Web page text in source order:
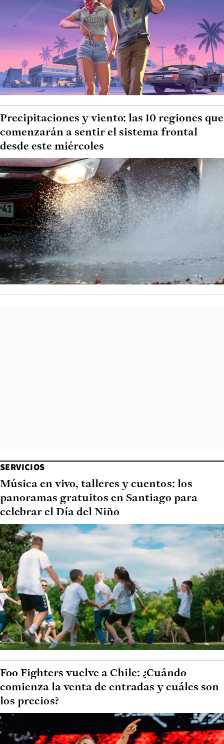
Precipitaciones y viento: las 10 regiones que
comenzarán a sentir el sistema frontal
desde este miércoles
SERVICIOS
Música en vivo, talleres y cuentos: los
panoramas gratuitos en Santiago para
celebrar el Día del Niño
Foo Fighters vuelve a Chile: ¿Cuándo
comienza la venta de entradas y cuáles son
los precios?